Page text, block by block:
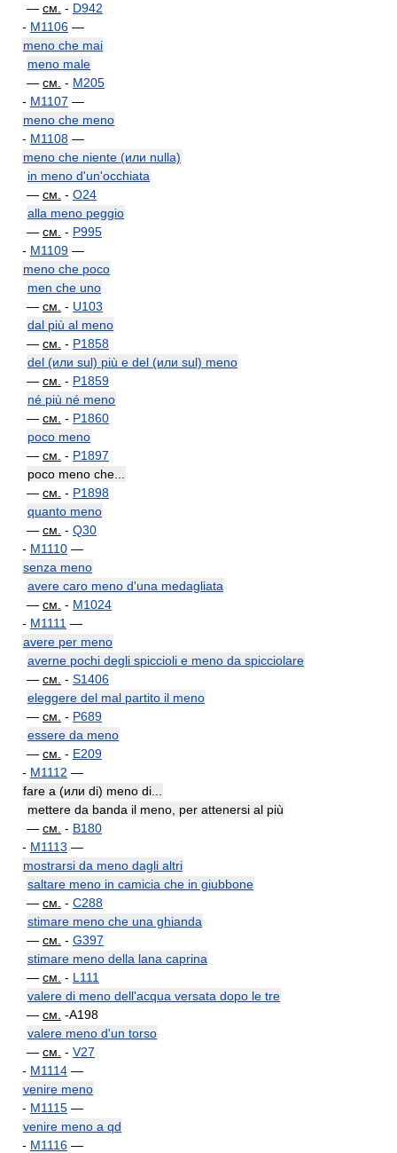
— см. - D942
- M1106 —
meno che mai
meno male
— см. - M205
- M1107 —
meno che meno
- M1108 —
meno che niente (или nulla)
in meno d'un'occhiata
— см. - O24
alla meno peggio
— см. - P995
- M1109 —
meno che poco
men che uno
— см. - U103
dal più al meno
— см. - P1858
del (или sul) più e del (или sul) meno
— см. - P1859
né più né meno
— см. - P1860
poco meno
— см. - P1897
poco meno che...
— см. - P1898
quanto meno
— см. - Q30
- M1110 —
senza meno
avere caro meno d'una medagliata
— см. - M1024
- M1111 —
avere per meno
averne pochi degli spiccioli e meno da spicciolare
— см. - S1406
eleggere del mal partito il meno
— см. - P689
essere da meno
— см. - E209
- M1112 —
fare a (или di) meno di...
mettere da banda il meno, per attenersi al più
— см. - B180
- M1113 —
mostrarsi da meno dagli altri
saltare meno in camicia che in giubbone
— см. - C288
stimare meno che una ghianda
— см. - G397
stimare meno della lana caprina
— см. - L111
valere di meno dell'acqua versata dopo le tre
— см. -A198
valere meno d'un torso
— см. - V27
- M1114 —
venire meno
- M1115 —
venire meno a qd
- M1116 —